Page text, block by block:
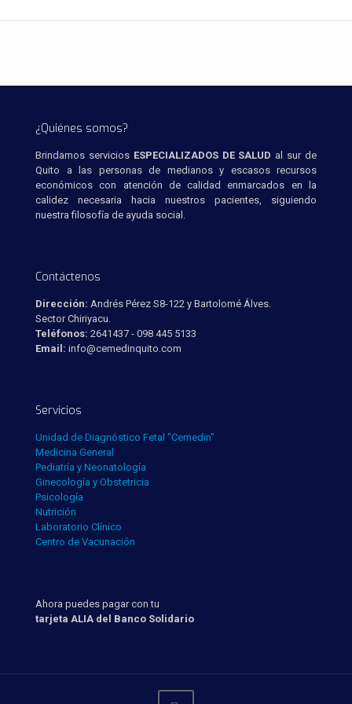
¿Quiénes somos?
Brindamos servicios ESPECIALIZADOS DE SALUD al sur de
Quito a las personas de medianos y escasos recursos
económicos con atención de calidad enmarcados en la
calidez necesaria hacia nuestros pacientes, siguiendo
nuestra filosofía de ayuda social.
Contáctenos
Dirección: Andrés Pérez S8-122 y Bartolomé Álves.
Sector Chiriyacu.
Teléfonos: 2641437 - 098 445 5133
Email: info@cemedinquito.com
Servicios
Unidad de Diagnóstico Fetal "Cemedin"
Medicina General
Pediatría y Neonatología
Ginecología y Obstetricia
Psicología
Nutrición
Laboratorio Clínico
Centro de Vacunación
Ahora puedes pagar con tu
tarjeta ALIA del Banco Solidario